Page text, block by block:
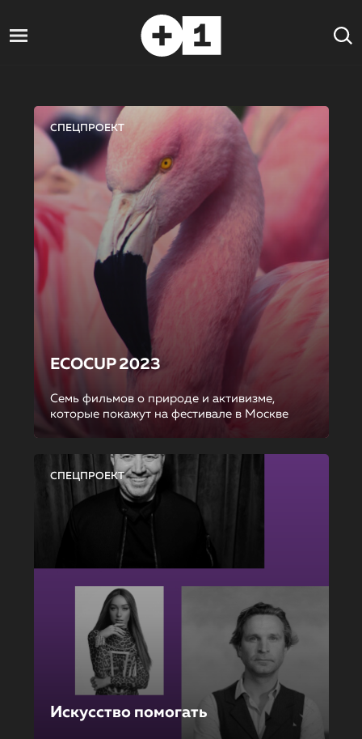
СПЕЦПРОЕКТ
ECOCUP 2023
Семь фильмов о природе и активизме,
которые покажут на фестивале в Москве
СПЕЦПРОЕКТ
Искусство помогать